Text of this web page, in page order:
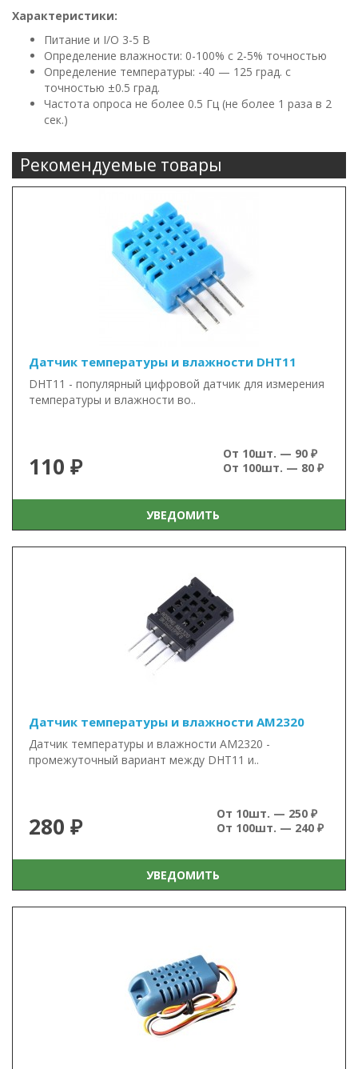
Характеристики:
Питание и I/O 3-5 В
Определение влажности: 0-100% с 2-5% точностью
Определение температуры: -40 — 125 град. с
точностью ±0.5 град.
Частота опроса не более 0.5 Гц (не более 1 раза в 2
сек.)
Рекомендуемые товары
Датчик температуры и влажности DHT11
DHT11 - популярный цифровой датчик для измерения
температуры и влажности во..
110 ₽
От 10шт. — 90 ₽
От 100шт. — 80 ₽
УВЕДОМИТЬ
Датчик температуры и влажности AM2320
Датчик температуры и влажности AM2320 -
промежуточный вариант между DHT11 и..
280 ₽
От 10шт. — 250 ₽
От 100шт. — 240 ₽
УВЕДОМИТЬ